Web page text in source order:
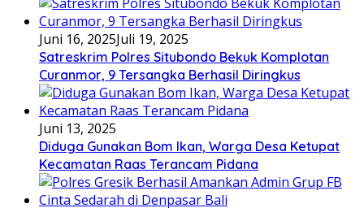
Juni 16, 2025Juli 19, 2025
Satreskrim Polres Situbondo Bekuk Komplotan
Curanmor, 9 Tersangka Berhasil Diringkus
Juni 13, 2025
Diduga Gunakan Bom Ikan, Warga Desa Ketupat
Kecamatan Raas Terancam Pidana